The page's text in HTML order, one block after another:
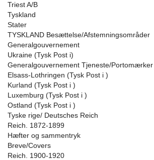
Triest A/B
Tyskland
Stater
TYSKLAND Besættelse/Afstemningsområder
Generalgouvernement
Ukraine (Tysk Post i)
Generalgouvernement Tjeneste/Portomærker
Elsass-Lothringen (Tysk Post i )
Kurland (Tysk Post i )
Luxemburg (Tysk Post i )
Ostland (Tysk Post i )
Tyske rige/ Deutsches Reich
Reich. 1872-1899
Hæfter og sammentryk
Breve/Covers
Reich. 1900-1920